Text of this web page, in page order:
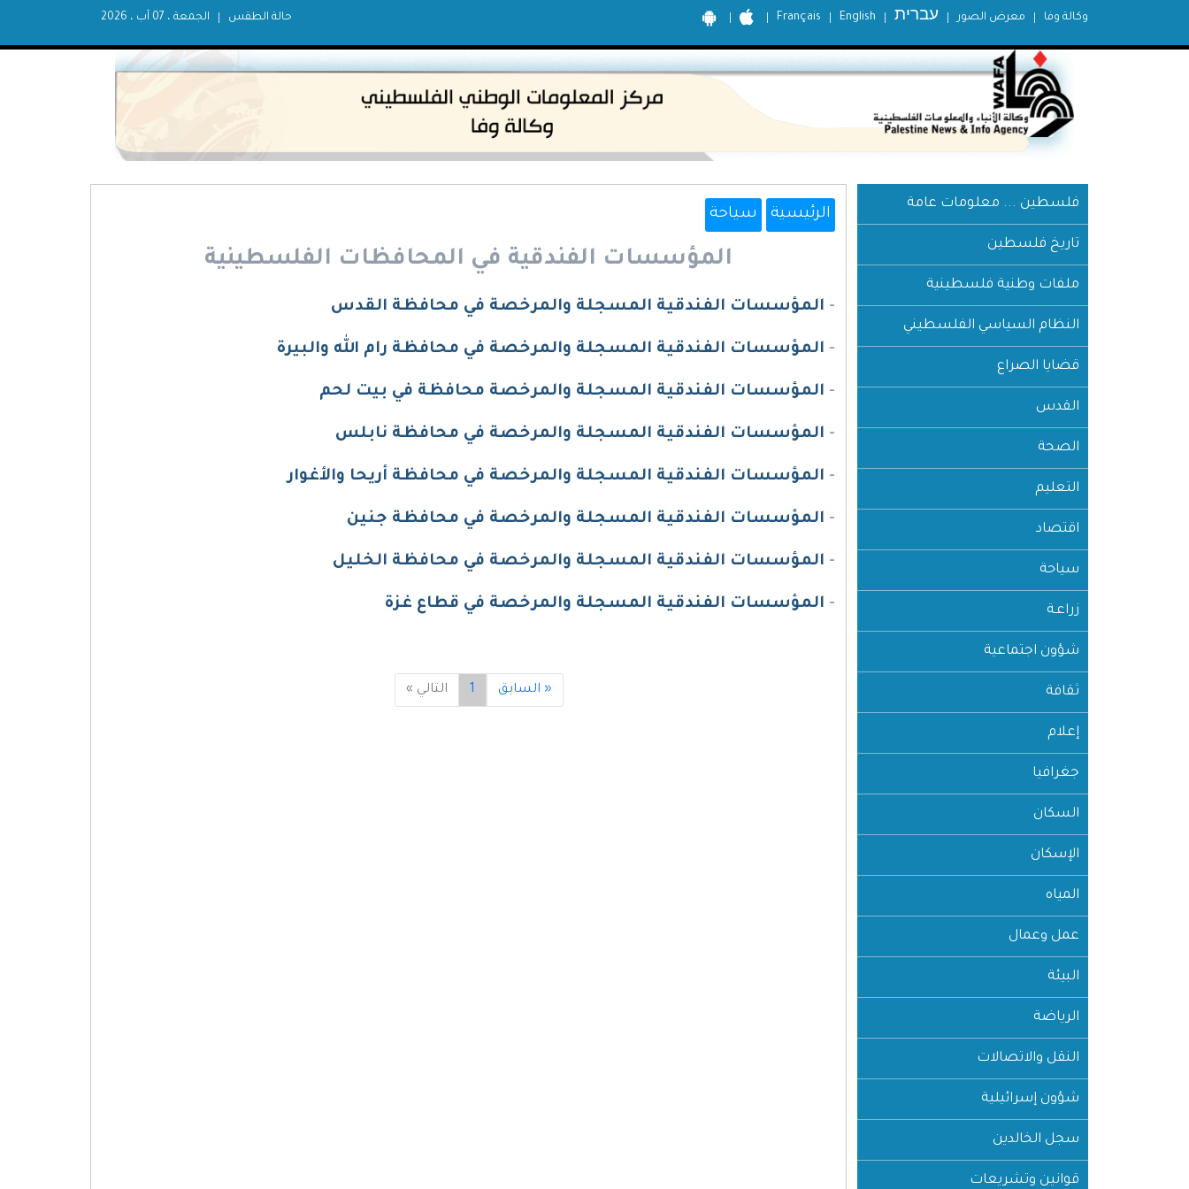
Français English עברית معرض الصور وكالة وفا الجمعة ، 07 آب ، 2026 حالة الطقس
فلسطين ... معلومات عامة
تاريخ فلسطين
ملفات وطنية فلسطينية
النظام السياسي الفلسطيني
قضايا الصراع
القدس
الصحة
التعليم
اقتصاد
سياحة
زراعـة
شؤون اجتماعية
ثقافة
إعلام
جغرافيا
السكان
الإسكان
المياه
عمل وعمال
البيئة
الرياضة
النقل والاتصالات
شؤون إسرائيلية
سجل الخالدين
قوانين وتشريعات
الرئيسية سياحة
المؤسسات الفندقية في المحافظات الفلسطينية
- المؤسسات الفندقية المسجلة والمرخصة في محافظة القدس
- المؤسسات الفندقية المسجلة والمرخصة في محافظة رام الله والبيرة
- المؤسسات الفندقية المسجلة والمرخصة محافظة في بيت لحم
- المؤسسات الفندقية المسجلة والمرخصة في محافظة نابلس
- المؤسسات الفندقية المسجلة والمرخصة في محافظة أريحا والأغوار
- المؤسسات الفندقية المسجلة والمرخصة في محافظة جنين
- المؤسسات الفندقية المسجلة والمرخصة في محافظة الخليل
- المؤسسات الفندقية المسجلة والمرخصة في قطاع غزة
« السابق 1 التالي »